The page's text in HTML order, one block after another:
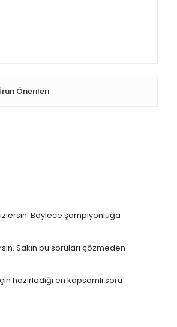
Önerileri
izlersin. Böylece şampiyonluğa
Sakın bu soruları çözmeden
hazırladığı en kapsamlı soru